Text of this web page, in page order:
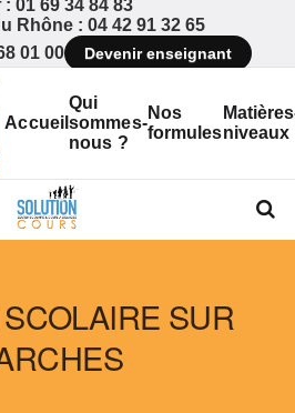
: 01 69 34 84 83
Rhône : 04 42 91 32 65
01 00
Devenir enseignant
Accueil
Qui
sommes-
nous ?
Nos
formulesniveaux
SUR